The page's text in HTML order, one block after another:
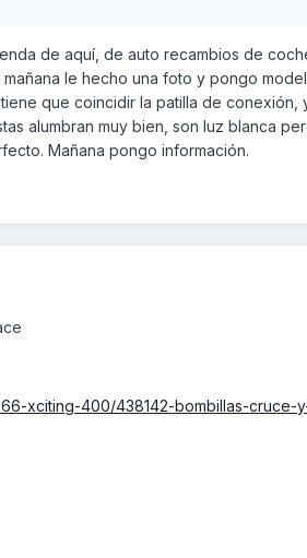
de aquí, de auto recambios de
le hecho una foto y pongo
que coincidir la patilla de conexión,
alumbran muy bien, son luz blanca
Mañana pongo información.
xciting-400/438142-bombillas-cruce-